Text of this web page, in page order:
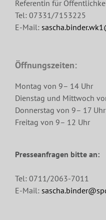
Referentin für
Tel: 07331/7153225
E-Mail:
Öffnungszeiten:
Montag von 9– 14 Uhr
Dienstag und Mittwoch
Donnerstag von 9– 17 Uhr
Freitag von 9– 12 Uhr
Presseanfragen bitte an:
Tel: 0711/2063-7011
E-Mail: